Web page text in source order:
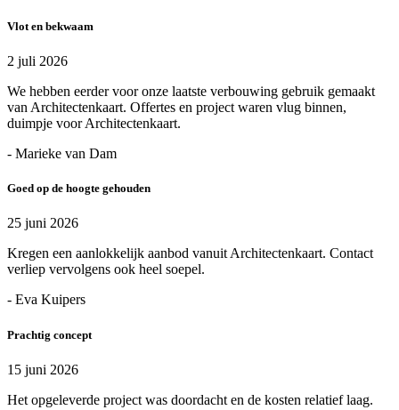
Vlot en bekwaam
2 juli 2026
We hebben eerder voor onze laatste verbouwing gebruik gemaakt
van Architectenkaart. Offertes en project waren vlug binnen,
duimpje voor Architectenkaart.
- Marieke van Dam
Goed op de hoogte gehouden
25 juni 2026
Kregen een aanlokkelijk aanbod vanuit Architectenkaart. Contact
verliep vervolgens ook heel soepel.
- Eva Kuipers
Prachtig concept
15 juni 2026
Het opgeleverde project was doordacht en de kosten relatief laag.